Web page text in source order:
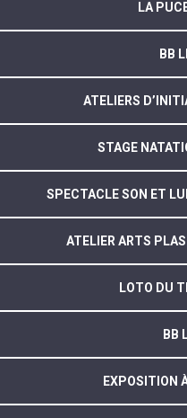
LA
BB
ATELIERS
STAGE
SPECTACLE SON ET
ATELIER ARTS
LOTO DU
BB
EXPOSITION